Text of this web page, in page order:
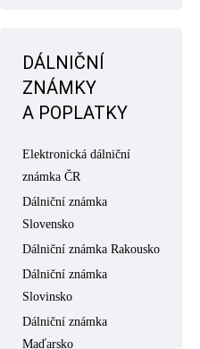
DÁLNIČNÍ
ZNÁMKY
A POPLATKY
Elektronická dálniční
známka ČR
Dálniční známka
Slovensko
Dálniční známka Rakousko
Dálniční známka
Slovinsko
Dálniční známka
Maďarsko